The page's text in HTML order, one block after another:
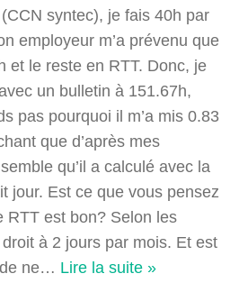
syntec), je fais 40h par
employeur m’a prévenu que
et le reste en RTT. Donc, je
un bulletin à 151.67h,
pas pourquoi il m’a mis 0.83
que d’après mes
qu’il a calculé avec la
jour. Est ce que vous pensez
RTT est bon? Selon les
à 2 jours par mois. Et est
ne… Lire la suite »